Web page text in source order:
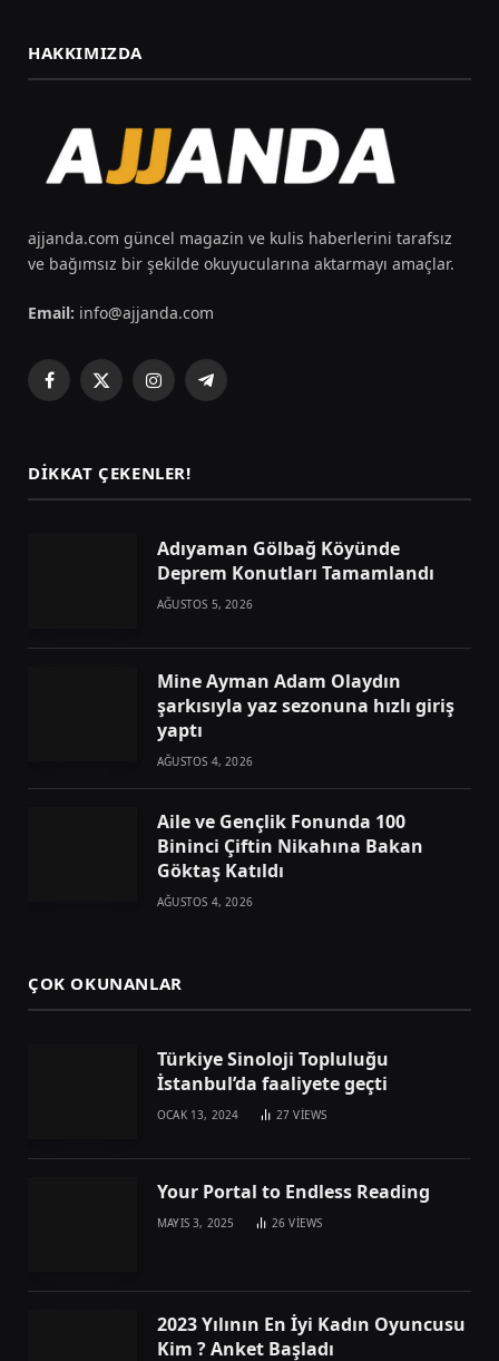
HAKKIMIZDA
ajjanda.com güncel magazin ve kulis haberlerini tarafsız
ve bağımsız bir şekilde okuyucularına aktarmayı amaçlar.
Email: info@ajjanda.com
Facebook
X
InstagramTelegram
DIKKAT ÇEKENLER!
Adıyaman Gölbağ Köyünde
Deprem Konutları Tamamlandı
AĞUSTOS 5, 2026
Mine Ayman Adam Olaydın
şarkısıyla yaz sezonuna hızlı giriş
yaptı
AĞUSTOS 4, 2026
Aile ve Gençlik Fonunda 100
Bininci Çiftin Nikahına Bakan
Göktaş Katıldı
AĞUSTOS 4, 2026
ÇOK OKUNANLAR
Türkiye Sinoloji Topluluğu
İstanbul’da faaliyete geçti
OCAK 13, 2024 27VIEWS
Your Portal to Endless Reading
MAYIS 3, 2025 26VIEWS
2023 Yılının En İyi Kadın Oyuncusu
Kim ? Anket Başladı